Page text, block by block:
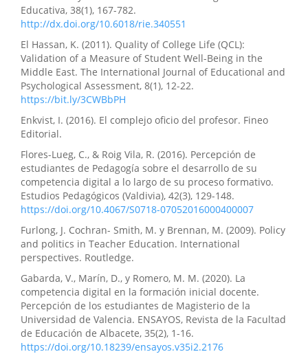
Educativa, 38(1), 167-782.
http://dx.doi.org/10.6018/rie.340551
El Hassan, K. (2011). Quality of College Life (QCL):
Validation of a Measure of Student Well-Being in the
Middle East. The International Journal of Educational and
Psychological Assessment, 8(1), 12-22.
https://bit.ly/3CWBbPH
Enkvist, I. (2016). El complejo oficio del profesor. Fineo
Editorial.
Flores-Lueg, C., & Roig Vila, R. (2016). Percepción de
estudiantes de Pedagogía sobre el desarrollo de su
competencia digital a lo largo de su proceso formativo.
Estudios Pedagógicos (Valdivia), 42(3), 129-148.
https://doi.org/10.4067/S0718-07052016000400007
Furlong, J. Cochran- Smith, M. y Brennan, M. (2009). Policy
and politics in Teacher Education. International
perspectives. Routledge.
Gabarda, V., Marín, D., y Romero, M. M. (2020). La
competencia digital en la formación inicial docente.
Percepción de los estudiantes de Magisterio de la
Universidad de Valencia. ENSAYOS, Revista de la Facultad
de Educación de Albacete, 35(2), 1-16.
https://doi.org/10.18239/ensayos.v35i2.2176